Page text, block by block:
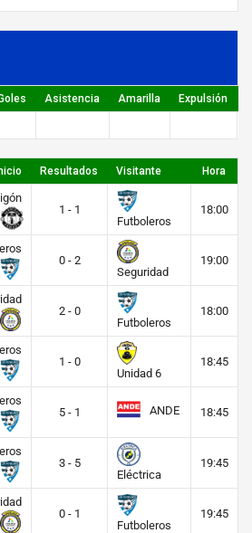
Asistencia Amarilla Expulsión
Resultados Visitante Hora
1 - 1
Futboleros
18:00
0 - 2
Seguridad
19:00
2 - 0
Futboleros
18:00
1 - 0
Unidad 6
18:45
5 - 1
ANDE 18:45
3 - 5
Eléctrica
19:45
0 - 1
Futboleros
19:45